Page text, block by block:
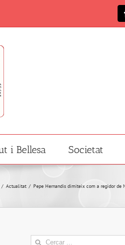
i Bellesa Societat
/ Actualitat / Pepe Hernandis dimiteix com a regidor de
Search